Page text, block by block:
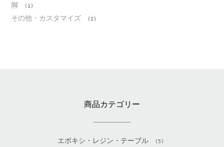
脚 (1)
その他・カスタマイズ (2)
商品カテゴリー
エポキシ・レジン・テーブル (5)